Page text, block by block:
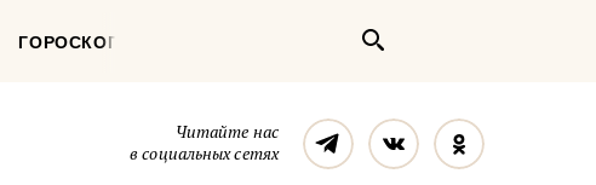
ГОРОСКОП
Читайте нас
в социальных сетях
ТелеграмВконтакте